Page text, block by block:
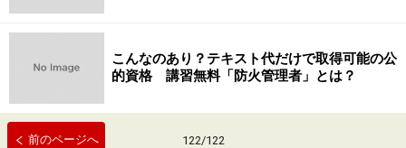
こんなのあり？テキスト代だけで取得可能の公
的資格 講習無料「防火管理者」とは？
前のページへ 122/122